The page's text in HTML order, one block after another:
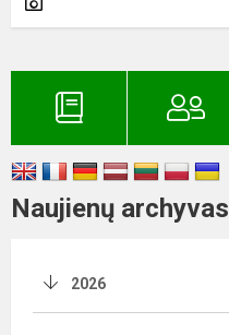
Naujienų archyvas
2026